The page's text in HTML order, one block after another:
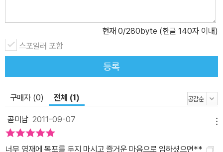
● 한눈에 이해되는 그림과 논리의 핵심을 찌르는 명쾌한 해설 수학
은 과학과 함께 원리에 대한 이해가 필요한 분야이다. 수학 퍼즐에서
도 그 해답에 이르는 과정을 명확히 이해하는 일은 더없이 중요하다.
여기에서도 그래픽을 이용해 한눈에 원리가 이해되도록 제시하는 N
ewton의 노하우가 유감없이 발휘된다. 아울러 결론에 이르는 과정
의 핵심을 명쾌하게 해설함으로써 단순한 흥미 유발이 아니라, 퍼즐
을 통해 수학의 바탕을 다질 수 있도록 구성했다. ● 수학·논리학·게임
이론 등 각 분야의 전문가들이 제작에 참여 수학 퍼즐은 단순한 낱말
풀이가 아니다. 수학과 논리학의 다양한 내용을 바탕으로 그것을 배
우고 익힐 수 있도록 정교하게 설계되어야만 한다. 이 책에는 오래 전
현재 0/280byte (한글 140자 이내)
스포일러 포함
등록
구매자 (0) 전체 (1)
곧미남 2011-09-07
너무 영재에 목포를 두지 마시고 즐거운 마음으로 임하셨으면**